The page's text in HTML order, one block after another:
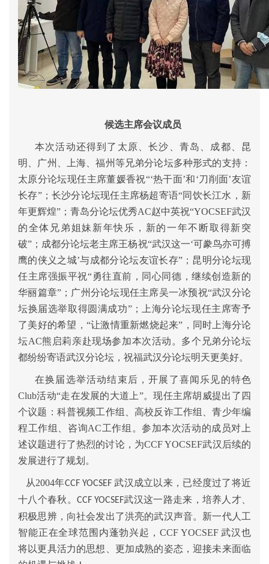
候选主席会议成员
本次活动还得到了太原、长沙、青岛、成都、昆
明、广州、上海、福州等兄弟分论坛多种形式的支持：
太原分论坛现任主席董媛香祝“‘热干面’和‘刀削面’友谊
长存”；长沙分论坛现任主席杨超寄语“同饮长江水，新
年更辉煌”；青岛分论坛优秀AC赵中英祝“YOCSEF武汉
的全体兄弟姐妹新年快乐，新的一年不断取得新突
破”；成都分论坛老主席王杨祝“武汉这一‘可豢鸟亦可搏
鹰的侠义之城’与成都分论坛友谊长存”；昆明分论坛现
任主席强振平祝“勇往直前，同心同德，继续创造新的
华丽篇章”；广州分论坛现任主席吴一冰预祝“武汉分论
坛换届选举取得圆满成功”；上海分论坛现任主席寄予
了美好的希望，“让激情重新燃烧起来”，同时上海分论
坛AC熊启莉亲赴现场参加本次活动。多个兄弟分论坛
都纷纷寄语武汉分论坛，祝福武汉分论坛明天更美好。
在换届选举活动结束后，开展了喜闻乐见的特色
Club活动“走在发展的大道上”。现任主席胡威提出了四
个议题：科普视频工作组、高校反诈工作组、青少年编
程工作组、咨询AC工作组。参加本次活动的成员对上
述议题进行了热烈的讨论，为CCF YOCSEF武汉后续的
发展进行了规划。
从2004年CCF YOCSEF武汉成立以来，已经度过了将近
十八个春秋。 CCF YOCSEF武汉这一路走来，培养人才、
积极思辨，向社会发出了洪亮的武汉声音。新一代人工
智能正在全球范围内蓬勃兴起， CCF YOCSEF武汉也
将以更具活力的思想、更加成熟的姿态，迎接未来面临